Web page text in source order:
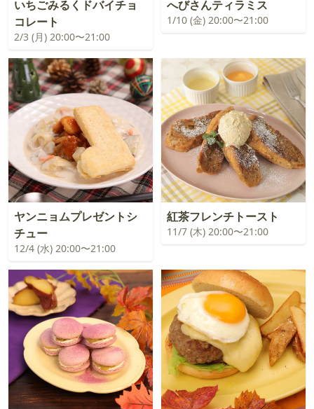
いちごみるくドバイチョ
コレート
2/3 (月) 20:00〜21:00
へびさんティラミス
1/10 (金) 20:00〜21:00
ヤンニョムプレゼントシ
チュー
12/4 (水) 20:00〜21:00
紅茶フレンチトースト
11/7 (木) 20:00〜21:00